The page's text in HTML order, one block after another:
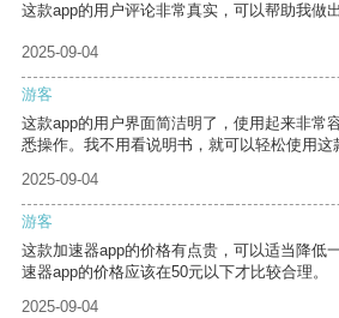
这款app的用户评论非常真实，可以帮助我做
2025-09-04
游客
这款app的用户界面简洁明了，使用起来非常
悉操作。我不用看说明书，就可以轻松使用这
2025-09-04
游客
这款加速器app的价格有点贵，可以适当降低
速器app的价格应该在50元以下才比较合理。
2025-09-04